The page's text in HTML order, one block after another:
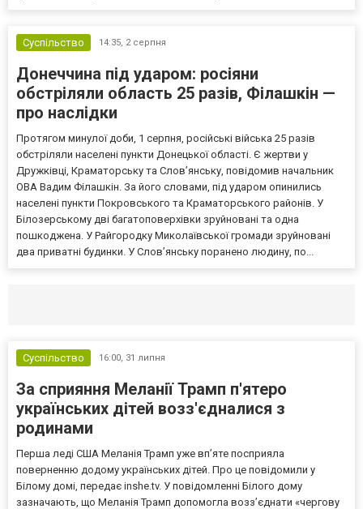
Суспільство 14:35, 2 серпня
Донеччина під ударом: росіяни
обстріляли область 25 разів, Філашкін —
про наслідки
Протягом минулої доби, 1 серпня, російські війська 25 разів
обстріляли населені пункти Донецької області. Є жертви у
Дружківці, Краматорську та Слов’янську, повідомив начальник
ОВА Вадим Філашкін. За його словами, під ударом опинились
населені пункти Покровського та Краматорського районів. У
Білозерському дві багатоповерхівки зруйновані та одна
пошкоджена. У Райгородку Миколаївської громади зруйновані
два приватні будинки. У Слов’янську поранено людину, по...
Суспільство 16:00, 31 липня
За сприяння Меланії Трамп п'ятеро
українських дітей возз'єдналися з
родинами
Перша леді США Меланія Трамп уже впʼяте посприяла
поверненню додому українських дітей. Про це повідомили у
Білому домі, передає inshe.tv. У повідомленні Білого дому
зазначають, що Меланія Трамп допомогла возз’єднати «чергову